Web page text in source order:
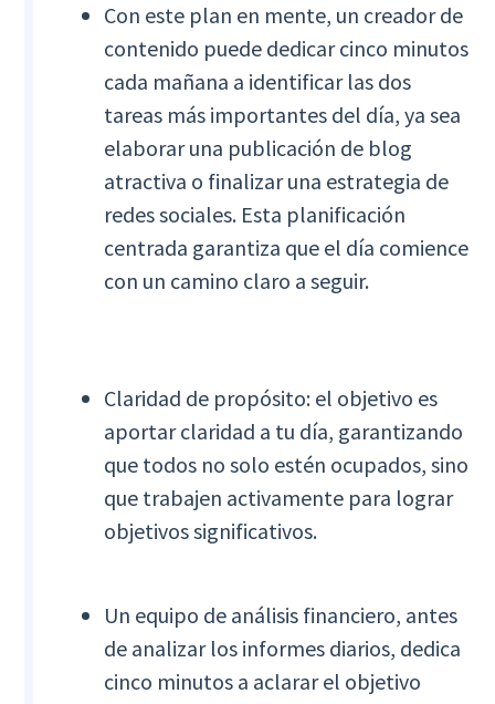
Con este plan en mente, un creador de
contenido puede dedicar cinco minutos
cada mañana a identificar las dos
tareas más importantes del día, ya sea
elaborar una publicación de blog
atractiva o finalizar una estrategia de
redes sociales. Esta planificación
centrada garantiza que el día comience
con un camino claro a seguir.
Claridad de propósito: el objetivo es
aportar claridad a tu día, garantizando
que todos no solo estén ocupados, sino
que trabajen activamente para lograr
objetivos significativos.
Un equipo de análisis financiero, antes
de analizar los informes diarios, dedica
cinco minutos a aclarar el objetivo